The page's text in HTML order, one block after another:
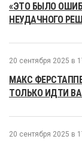
«ЭТО БЫЛО
НЕУДАЧНОГО
20 сентября 2025 в
МАКС
ТОЛЬКО ИДТИ
20 сентября 2025 в